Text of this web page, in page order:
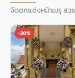
จัดตกแต่งหน้าเมรุ สว
-20%